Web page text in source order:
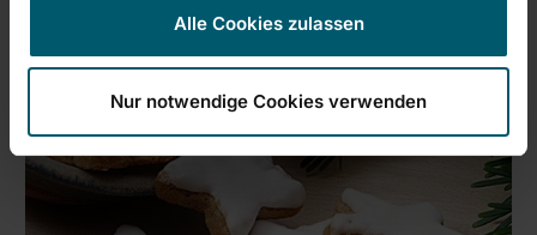
Alle Cookies zulassen
Nur notwendige Cookies verwenden